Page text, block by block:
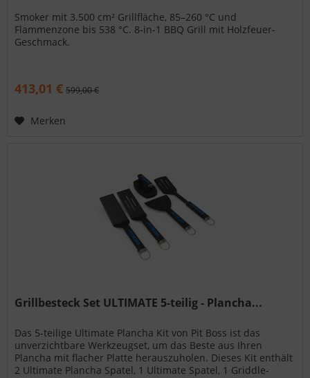
Smoker mit 3.500 cm² Grillfläche, 85–260 °C und
Flammenzone bis 538 °C. 8-in-1 BBQ Grill mit Holzfeuer-
Geschmack.
413,01 € 599,00 €
Merken
Grillbesteck Set ULTIMATE 5-teilig - Plancha...
Das 5-teilige Ultimate Plancha Kit von Pit Boss ist das
unverzichtbare Werkzeugset, um das Beste aus Ihren
Plancha mit flacher Platte herauszuholen. Dieses Kit enthält
2 Ultimate Plancha Spatel, 1 Ultimate Spatel, 1 Griddle-